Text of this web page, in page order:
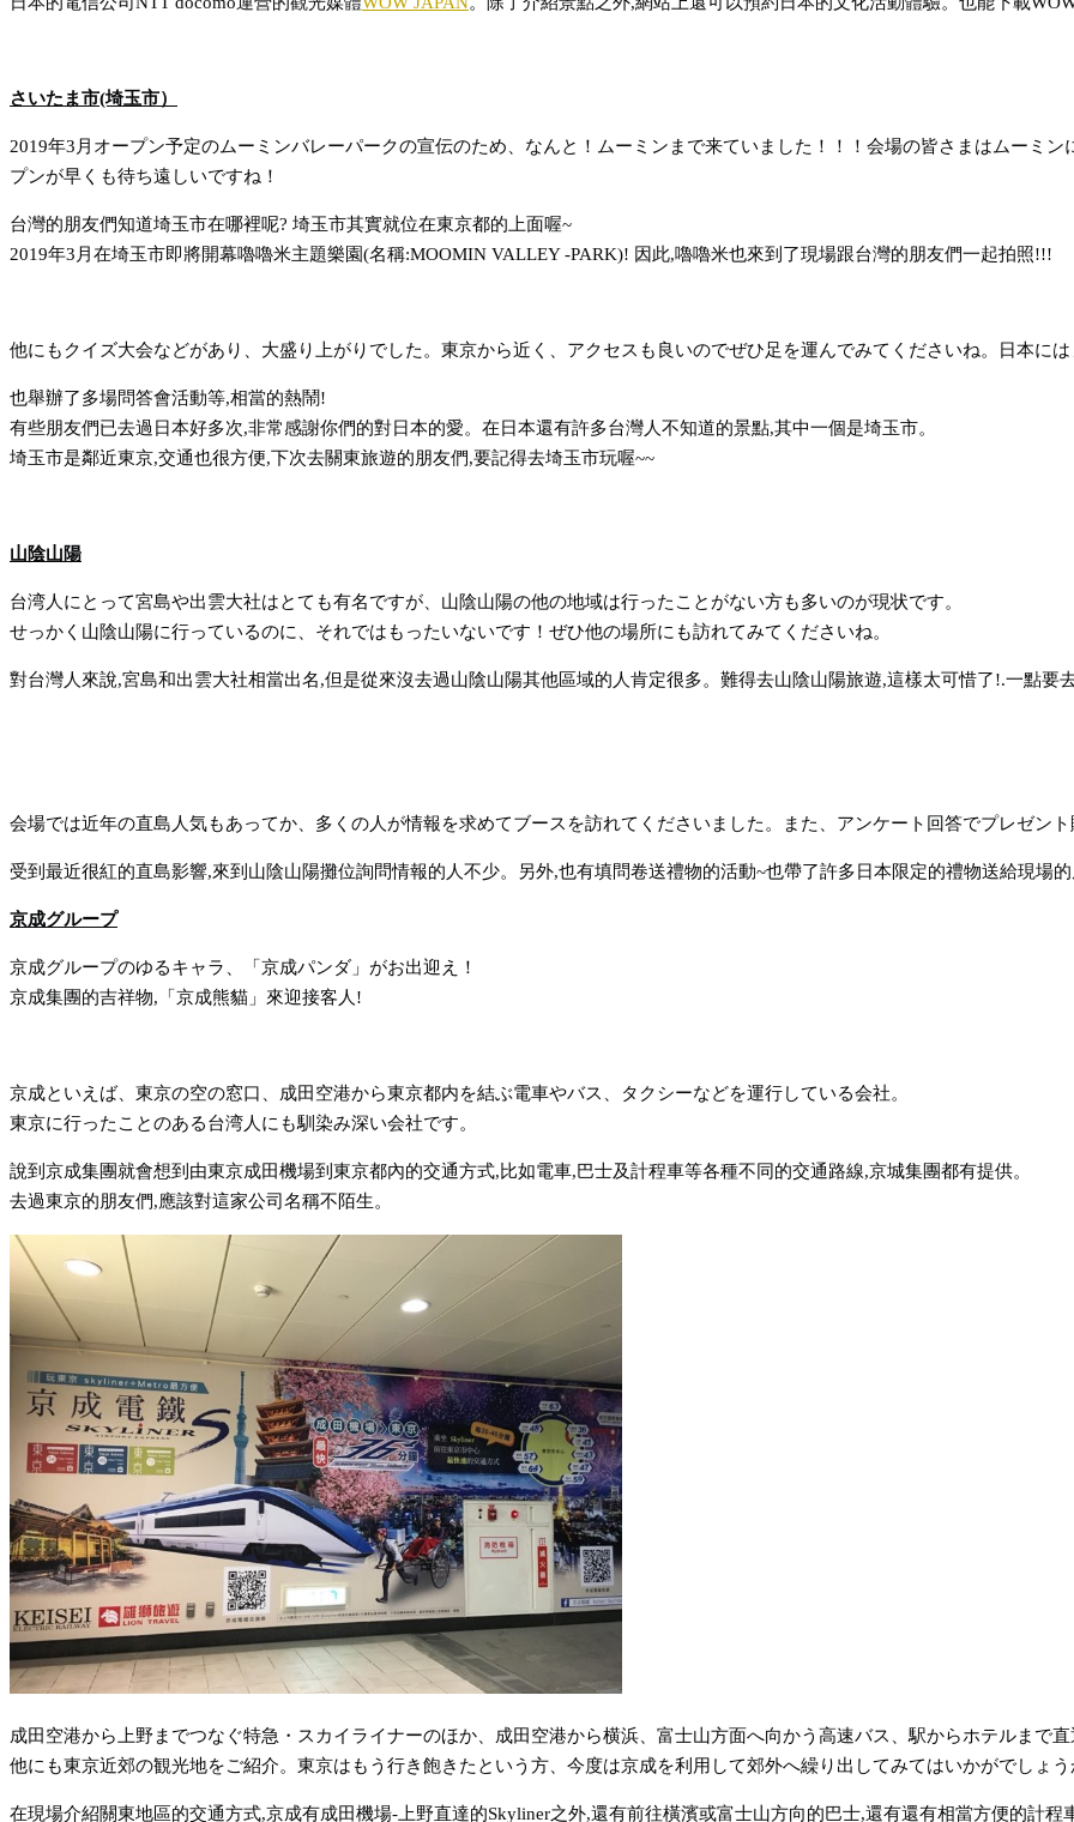
さいたま市(埼玉市）
2019年3月オープン予定のムーミンバレーパークの宣伝のため、なんと！ムーミンまで来ていました！！！会場の皆さまはムーミ
プンが早くも待ち遠しいですね！
台灣的朋友們知道埼玉市在哪裡呢? 埼玉市其實就位在東京都的上面喔~
2019年3月在埼玉市即將開幕嚕嚕米主題樂園(名稱:MOOMIN VALLEY -PARK)! 因此,嚕嚕米也來到了現場跟台灣的朋友們一起拍照!!!
他にもクイズ大会などがあり、大盛り上がりでした。東京から近く、アクセスも良いのでぜひ足を運んでみてくださいね。日本に
也舉辦了多場問答會活動等,相當的熱鬧!
有些朋友們已去過日本好多次,非常感謝你們的對日本的愛。在日本還有許多台灣人不知道的景點,其中一個是埼玉市。
埼玉市是鄰近東京,交通也很方便,下次去關東旅遊的朋友們,要記得去埼玉市玩喔~~
山陰山陽
台湾人にとって宮島や出雲大社はとても有名ですが、山陰山陽の他の地域は行ったことがない方も多いのが現状です。
せっかく山陰山陽に行っているのに、それではもったいないです！ぜひ他の場所にも訪れてみてくださいね。
對台灣人來說,宮島和出雲大社相當出名,但是從來沒去過山陰山陽其他區域的人肯定很多。難得去山陰山陽旅遊,這樣太可惜了!.一點要
会場では近年の直島人気もあってか、多くの人が情報を求めてブースを訪れてくださいました。また、アンケート回答でプレゼン
受到最近很紅的直島影響,來到山陰山陽攤位詢問情報的人不少。另外,也有填問卷送禮物的活動~也帶了許多日本限定的禮物送給現場
京成グループ
京成グループのゆるキャラ、「京成パンダ」がお出迎え！
京成集團的吉祥物,「京成熊貓」來迎接客人!
京成といえば、東京の空の窓口、成田空港から東京都内を結ぶ電車やバス、タクシーなどを運行している会社。
東京に行ったことのある台湾人にも馴染み深い会社です。
說到京成集團就會想到由東京成田機場到東京都內的交通方式,比如電車,巴士及計程車等各種不同的交通路線,京城集團都有提供。
去過東京的朋友們,應該對這家公司名稱不陌生。
成田空港から上野までつなぐ特急・スカイライナーのほか、成田空港から横浜、富士山方面へ向かう高速バス、駅からホテルまで
他にも東京近郊の観光地をご紹介。東京はもう行き飽きたという方、今度は京成を利用して郊外へ繰り出してみてはいかがでしょう
在現場介紹關東地區的交通方式,京成有成田機場-上野直達的Skyliner之外,還有前往橫濱或富士山方向的巴士,還有還有相當方便的計程